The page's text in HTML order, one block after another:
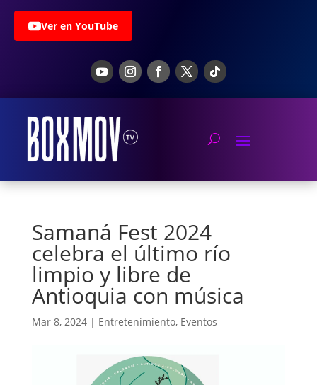
Ver en YouTube
Samaná Fest 2024
celebra el último río
limpio y libre de
Antioquia con música
Mar 8, 2024| Entretenimiento, Eventos